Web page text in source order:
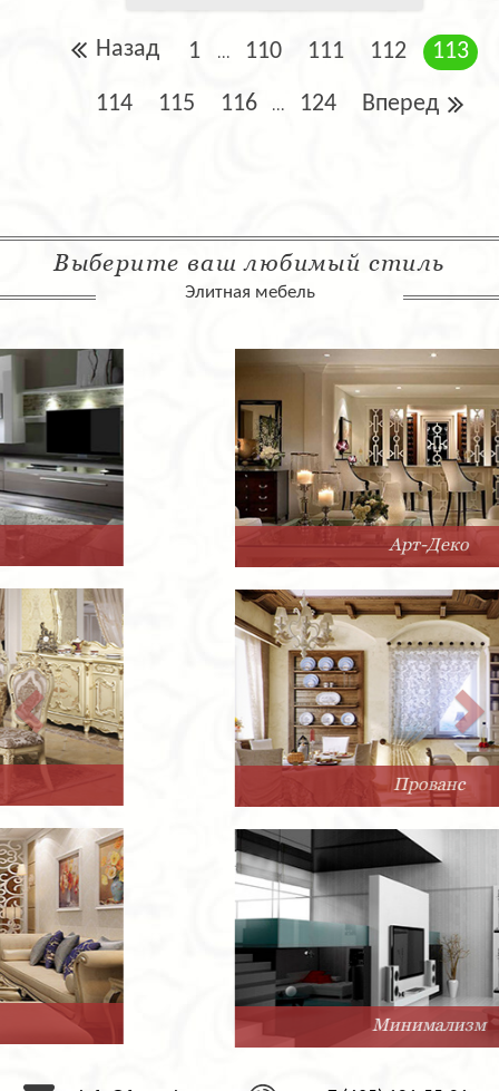
Назад 1 ... 110 111 112 113
114 115 116 ... 124 Вперед
Выберите ваш любимый стиль
Элитная мебель
Арт-Деко
Минимализм